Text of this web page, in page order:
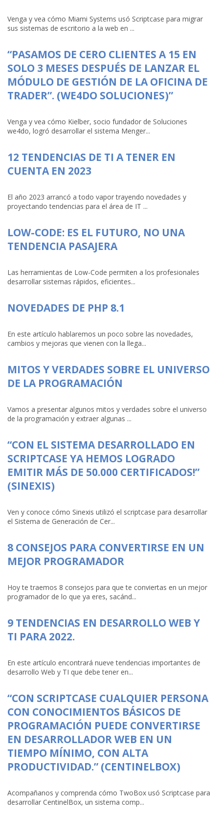
Venga y vea cómo Miami Systems usó Scriptcase para migrar
sus sistemas de escritorio a la web en ...
“PASAMOS DE CERO CLIENTES A 15 EN
SOLO 3 MESES DESPUÉS DE LANZAR EL
MÓDULO DE GESTIÓN DE LA OFICINA DE
TRADER”. (WE4DO SOLUCIONES)”
Venga y vea cómo Kielber, socio fundador de Soluciones
we4do, logró desarrollar el sistema Menger...
12 TENDENCIAS DE TI A TENER EN
CUENTA EN 2023
El año 2023 arrancó a todo vapor trayendo novedades y
proyectando tendencias para el área de IT ...
LOW-CODE: ES EL FUTURO, NO UNA
TENDENCIA PASAJERA
Las herramientas de Low-Code permiten a los profesionales
desarrollar sistemas rápidos, eficientes...
NOVEDADES DE PHP 8.1
En este artículo hablaremos un poco sobre las novedades,
cambios y mejoras que vienen con la llega...
MITOS Y VERDADES SOBRE EL UNIVERSO
DE LA PROGRAMACIÓN
Vamos a presentar algunos mitos y verdades sobre el universo
de la programación y extraer algunas ...
“CON EL SISTEMA DESARROLLADO EN
SCRIPTCASE YA HEMOS LOGRADO
EMITIR MÁS DE 50.000 CERTIFICADOS!”
(SINEXIS)
Ven y conoce cómo Sinexis utilizó el scriptcase para desarrollar
el Sistema de Generación de Cer...
8 CONSEJOS PARA CONVERTIRSE EN UN
MEJOR PROGRAMADOR
Hoy te traemos 8 consejos para que te conviertas en un mejor
programador de lo que ya eres, sacánd...
9 TENDENCIAS EN DESARROLLO WEB Y
TI PARA 2022.
En este artículo encontrará nueve tendencias importantes de
desarrollo Web y TI que debe tener en...
“CON SCRIPTCASE CUALQUIER PERSONA
CON CONOCIMIENTOS BÁSICOS DE
PROGRAMACIÓN PUEDE CONVERTIRSE
EN DESARROLLADOR WEB EN UN
TIEMPO MÍNIMO, CON ALTA
PRODUCTIVIDAD.” (CENTINELBOX)
Acompañanos y comprenda cómo TwoBox usó Scriptcase para
desarrollar CentinelBox, un sistema comp...